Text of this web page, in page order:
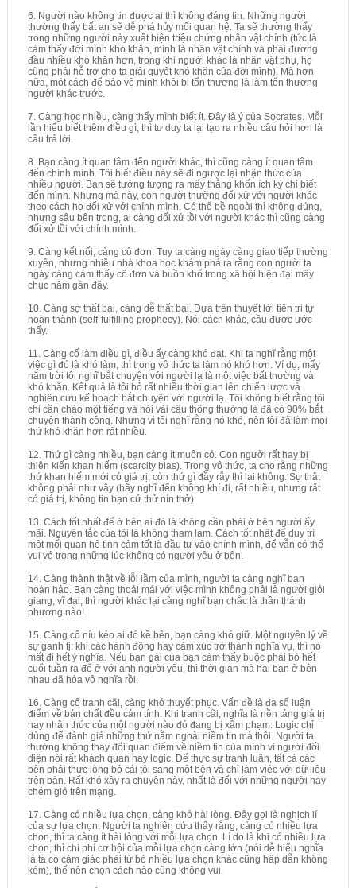
6. Người nào không tin được ai thì không đáng tin. Những người
thường thấy bất an sẽ dễ phá hủy mối quan hệ. Ta sẽ thường thấy
trong những người này xuất hiện triệu chứng nhân vật chính (tức là
cảm thấy đời mình khó khăn, mình là nhân vật chính và phải đương
đầu nhiều khó khăn hơn, trong khi người khác là nhân vật phụ, họ
cũng phải hỗ trợ cho ta giải quyết khó khăn của đời mình). Mà hơn
nữa, một cách để bảo vệ mình khỏi bị tổn thương là làm tổn thương
người khác trước.
7. Càng học nhiều, càng thấy mình biết ít. Đây là ý của Socrates. Mỗi
lần hiểu biết thêm điều gì, thì tư duy ta lại tạo ra nhiều câu hỏi hơn là
câu trả lời.
8. Bạn càng ít quan tâm đến người khác, thì cũng càng ít quan tâm
đến chính mình. Tôi biết điều này sẽ đi ngược lại nhận thức của
nhiều người. Bạn sẽ tưởng tượng ra mấy thằng khốn ích kỷ chỉ biết
đến mình. Nhưng mà này, con người thường đối xử với người khác
theo cách họ đối xử với chính mình. Có thể bề ngoài thì không đúng,
nhưng sâu bên trong, ai càng đối xử tồi với người khác thì cũng càng
đối xử tồi với chính mình.
9. Càng kết nối, càng cô đơn. Tuy ta càng ngày càng giao tiếp thường
xuyên, nhưng nhiều nhà khoa học khám phá ra rằng con người ta
ngày càng cảm thấy cô đơn và buồn khổ trong xã hội hiện đại mấy
chục năm gần đây.
10. Càng sợ thất bại, càng dễ thất bại. Dựa trên thuyết lời tiên tri tự
hoàn thành (self-fulfilling prophecy). Nói cách khác, cầu được ước
thấy.
11. Càng cố làm điều gì, điều ấy càng khó đạt. Khi ta nghĩ rằng một
việc gì đó là khó làm, thì trong vô thức ta làm nó khó hơn. Ví dụ, mấy
năm trời tôi nghĩ bắt chuyện với người lạ là một việc bất thường và
khó khăn. Kết quả là tôi bỏ rất nhiều thời gian lên chiến lược và
nghiên cứu kế hoạch bắt chuyện với người lạ. Tôi không biết rằng tôi
chỉ cần chào một tiếng và hỏi vài câu thông thường là đã có 90% bắt
chuyện thành công. Nhưng vì tôi nghĩ rằng nó khó, nên tôi đã làm mọi
thứ khó khăn hơn rất nhiều.
12. Thứ gì càng nhiều, bạn càng ít muốn có. Con người rất hay bị
thiên kiến khan hiếm (scarcity bias). Trong vô thức, ta cho rằng những
thứ khan hiếm mới có giá trị, còn thứ gì đầy rẫy thì lại không. Sự thật
không phải như vậy (hãy nghĩ đến không khí đi, rất nhiều, nhưng rất
có giá trị, không tin bạn cứ thử nín thở).
13. Cách tốt nhất để ở bên ai đó là không cần phải ở bên người ấy
mãi. Nguyên tắc của tôi là không tham lam. Cách tốt nhất để duy trì
một mối quan hệ tình cảm tốt là đầu tư vào chính mình, để vẫn có thể
vui vẻ trong những lúc không có người yêu ở bên.
14. Càng thành thật về lỗi lầm của mình, người ta càng nghĩ bạn
hoàn hảo. Bạn càng thoải mái với việc mình không phải là người giỏi
giang, vĩ đại, thì người khác lại càng nghĩ bạn chắc là thần thánh
phương nào!
15. Càng cố níu kéo ai đó kề bên, bạn càng khó giữ. Một nguyên lý về
sự ganh tị: khi các hành động hay cảm xúc trở thành nghĩa vụ, thì nó
mất đi hết ý nghĩa. Nếu bạn gái của bạn cảm thấy buộc phải bỏ hết
cuối tuần ra để ở với anh người yêu, thì thời gian mà hai bạn ở bên
nhau đã hóa vô nghĩa rồi.
16. Càng cố tranh cãi, càng khó thuyết phục. Vấn đề là đa số luận
điểm về bản chất đều cảm tính. Khi tranh cãi, nghĩa là nền tảng giá trị
hay nhận thức của một người nào đó đang bị xâm phạm. Logic chỉ
dùng để đánh giá những thứ nằm ngoài niềm tin mà thôi. Người ta
thường không thay đổi quan điểm về niềm tin của mình vì người đối
diện nói rất khách quan hay logic. Để thực sự tranh luận, tất cả các
bên phải thực lòng bỏ cái tôi sang một bên và chỉ làm việc với dữ liệu
trên bàn. Rất khó xảy ra chuyện này, nhất là đối với những người hay
chém gió trên mạng.
17. Càng có nhiều lựa chọn, càng khó hài lòng. Đây gọi là nghịch lí
của sự lựa chọn. Người ta nghiên cứu thấy rằng, càng có nhiều lựa
chọn, thì ta càng ít hài lòng với mỗi lựa chọn. Lí do là khi có nhiều lựa
chọn, thì chi phí cơ hội của mỗi lựa chọn càng lớn (nói dễ hiểu nghĩa
là ta có cảm giác phải từ bỏ nhiều lựa chọn khác cũng hấp dẫn không
kém), thế nên chọn cách nào cũng không vui.